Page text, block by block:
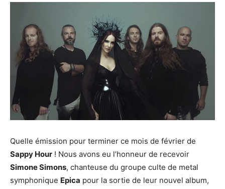
Quelle émission pour terminer ce mois de février de
Sappy Hour ! Nous avons eu l’honneur de recevoir
Simone Simons, chanteuse du groupe culte de metal
symphonique Epica pour la sortie de leur nouvel album,